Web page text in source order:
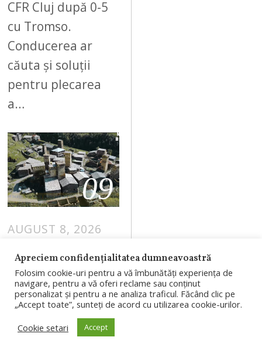
CFR Cluj după 0-5
cu Tromso.
Conducerea ar
căuta și soluții
pentru plecarea
a…
09
AUGUST 8, 2026
Un cuplu a
cumpărat un
sat întreg din
Spania. Are 44
de case,
biserică, școală
Apreciem confidențialitatea dumneavoastră
Folosim cookie-uri pentru a vă îmbunătăți experiența de
navigare, pentru a vă oferi reclame sau conținut
personalizat și pentru a ne analiza traficul. Făcând clic pe
„Accept toate”, sunteți de acord cu utilizarea cookie-urilor.
Cookie setari
Accept